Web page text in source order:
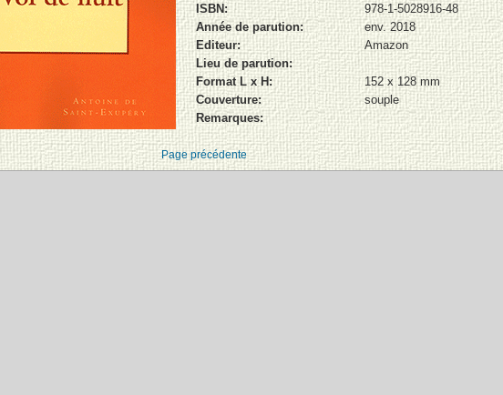
ISBN:
978-1-5028916-48
Année de parution:
env. 2018
Editeur:
Amazon
Lieu de parution:
Format L x H:
152 x 128 mm
Couverture:
souple
Remarques:
Page précédente